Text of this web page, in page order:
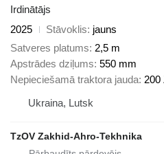
Irdinātājs
2025
Stāvoklis jauns
Satveres platums 2,5 m
Apstrādes dziļums 550 mm
Nepieciešamā traktora jauda 200
Ukraina, Lutsk
TzOV Zakhid-Ahro-Tekhnika